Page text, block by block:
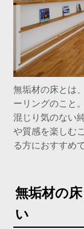
無垢材の床とは
ーリングのこと
混じり気のない
や質感を楽しむ
る方におすすめ
無垢材の
い